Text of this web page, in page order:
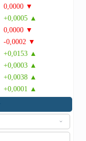
0,0000 ▼
+0,0005 ▲
0,0000 ▼
-0,0002 ▼
+0,0153 ▲
+0,0003 ▲
+0,0038 ▲
+0,0001 ▲